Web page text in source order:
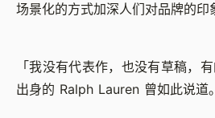
场景化的方式加深人们对品牌的印
「我没有代表作，也没有草稿，
出身的 Ralph Lauren 曾如此说道。